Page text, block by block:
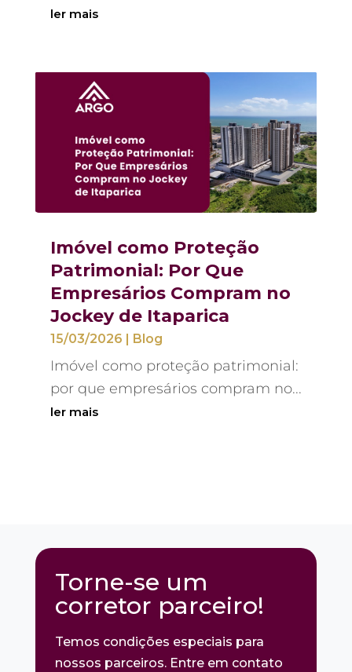
ler mais
Imóvel como Proteção
Patrimonial: Por Que
Empresários Compram no
Jockey de Itaparica
15/03/2026 | Blog
Imóvel como proteção patrimonial:
por que empresários compram no...
ler mais
Torne-se um
corretor parceiro!
Temos condições especiais para
nossos parceiros. Entre em contato